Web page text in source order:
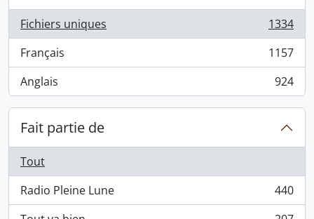
Fichiers uniques
, 1334 résultats
1334
Français
, 1157 résultats
1157
Anglais
, 924 résultats 924
Fait partie de
Tout
Radio Pleine Lune
, 440 résultats
440